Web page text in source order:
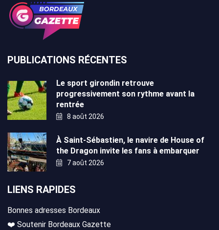
PUBLICATIONS RÉCENTES
Le sport girondin retrouve
progressivement son rythme avant la
rentrée
8 août 2026
À Saint-Sébastien, le navire de House of
the Dragon invite les fans à embarquer
7 août 2026
LIENS RAPIDES
Bonnes adresses Bordeaux
❤️ Soutenir Bordeaux Gazette